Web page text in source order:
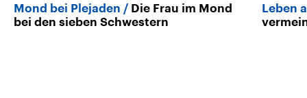
Mond bei Plejaden
Die Frau im Mond
bei den sieben Schwestern
Leben